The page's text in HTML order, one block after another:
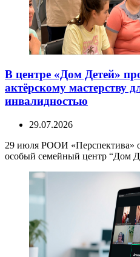
В центре «Дом Детей»
актёрскому мастерству
инвалидностью
29.07.2026
29 июля РООИ «Перспектива»
особый семейный центр “Дом